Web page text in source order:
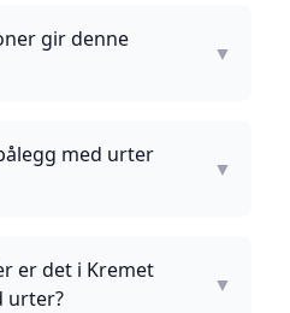
gir denne
▼
med urter
▼
er det i Kremet
urter?
▼